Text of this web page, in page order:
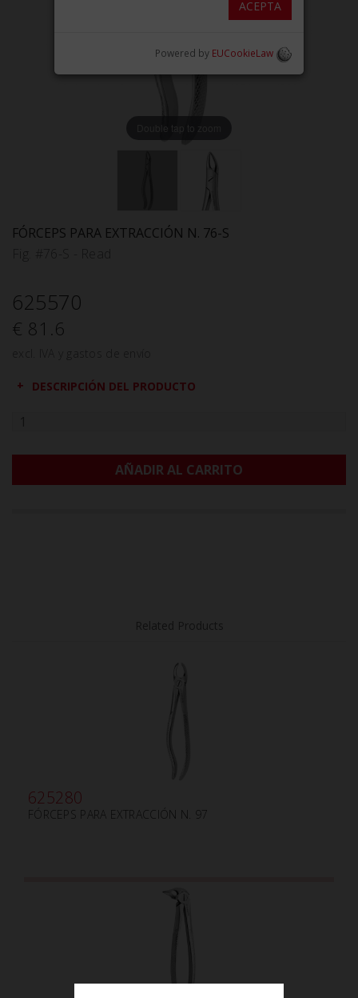
Double tap to zoom
FÓRCEPS PARA EXTRACCIÓN N. 76-S
625570
€ 81.6
DESCRIPCIÓN DEL PRODUCTO
AÑADIR AL CARRITO
625280
FÓRCEPS PARA EXTRACCIÓN N. 97
ACEPTA
Powered by EUCookieLaw